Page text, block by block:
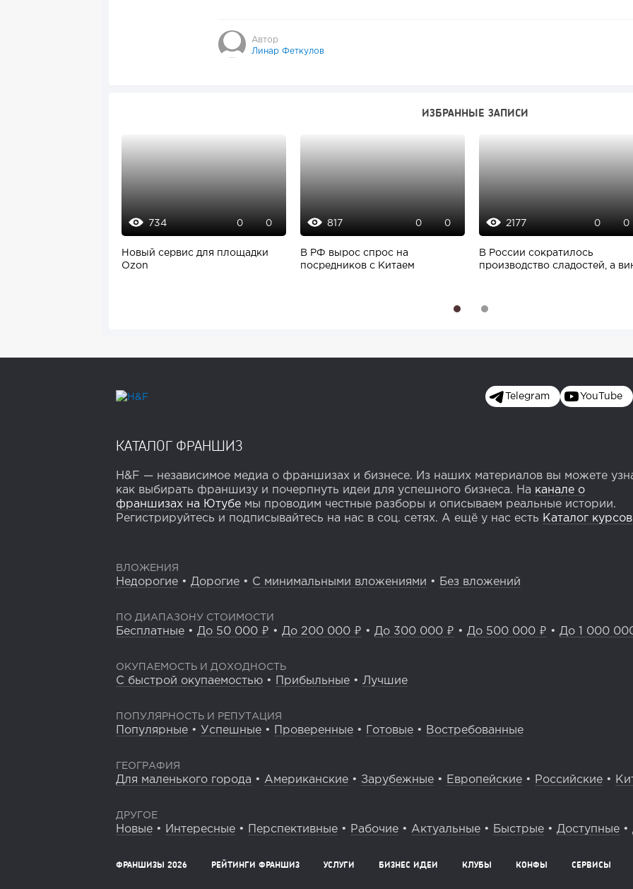
Автор
Линар Феткулов
ИЗБРАННЫЕ ЗАПИСИ
734 0 0
Новый сервис для площадки
Ozon
817 0 0
В РФ вырос спрос на
посредников с Китаем
2177 0 0
В России сократилось
производство сладостей, а
2
Telegram YouTube
КАТАЛОГ ФРАНШИЗ
H&F — независимое медиа о франшизах и бизнесе. Из наших материалов вы можете
как выбирать франшизу и почерпнуть идеи для успешного бизнеса. На канале о
франшизах на Ютубе мы проводим честные разборы и описываем реальные истории.
Регистрируйтесь и подписывайтесь на нас в соц. сетях. А ещё у нас есть Каталог курсов
ВЛОЖЕНИЯ
Недорогие • Дорогие • С минимальными вложениями • Без вложений
ПО ДИАПАЗОНУ СТОИМОСТИ
Бесплатные • До 50 000 ₽ • До 200 000 ₽ • До 300 000 ₽ • До 500 000 ₽ • До 1 000
ОКУПАЕМОСТЬ И ДОХОДНОСТЬ
С быстрой окупаемостью • Прибыльные • Лучшие
ПОПУЛЯРНОСТЬ И РЕПУТАЦИЯ
Популярные • Успешные • Проверенные • Готовые • Востребованные
ГЕОГРАФИЯ
Для маленького города • Американские • Зарубежные • Европейские • Российские •
ДРУГОЕ
Новые • Интересные • Перспективные • Рабочие • Актуальные • Быстрые • Доступные •
ФРАНШИЗЫ 2026 РЕЙТИНГИ ФРАНШИЗ УСЛУГИ БИЗНЕС ИДЕИ КЛУБЫ КОНФЫ СЕРВИСЫ